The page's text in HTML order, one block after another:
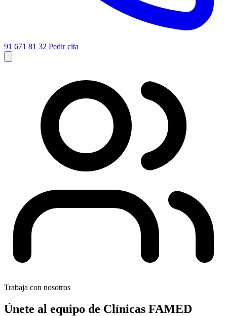
91 671 81 32 Pedir cita
Trabaja con nosotros
Únete al equipo de Clínicas FAMED